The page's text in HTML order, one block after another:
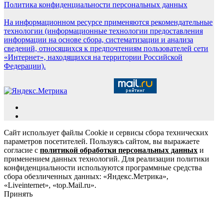
Политика конфиденциальности персональных данных
На информационном ресурсе применяются рекомендательные
технологии (информационные технологии предоставления
информации на основе сбора, систематизации и анализа
сведений, относящихся к предпочтениям пользователей сети
«Интернет», находящихся на территории Российской
Федерации).
Сайт использует файлы Cookie и сервисы сбора технических
параметров посетителей. Пользуясь сайтом, вы выражаете
согласие с политикой обработки персональных данных и
применением данных технологий. Для реализации политики
конфиденциальности используются программные средства
сбора обезличенных данных: «Яндекс.Метрика»,
«Liveinternet», «top.Mail.ru».
Принять